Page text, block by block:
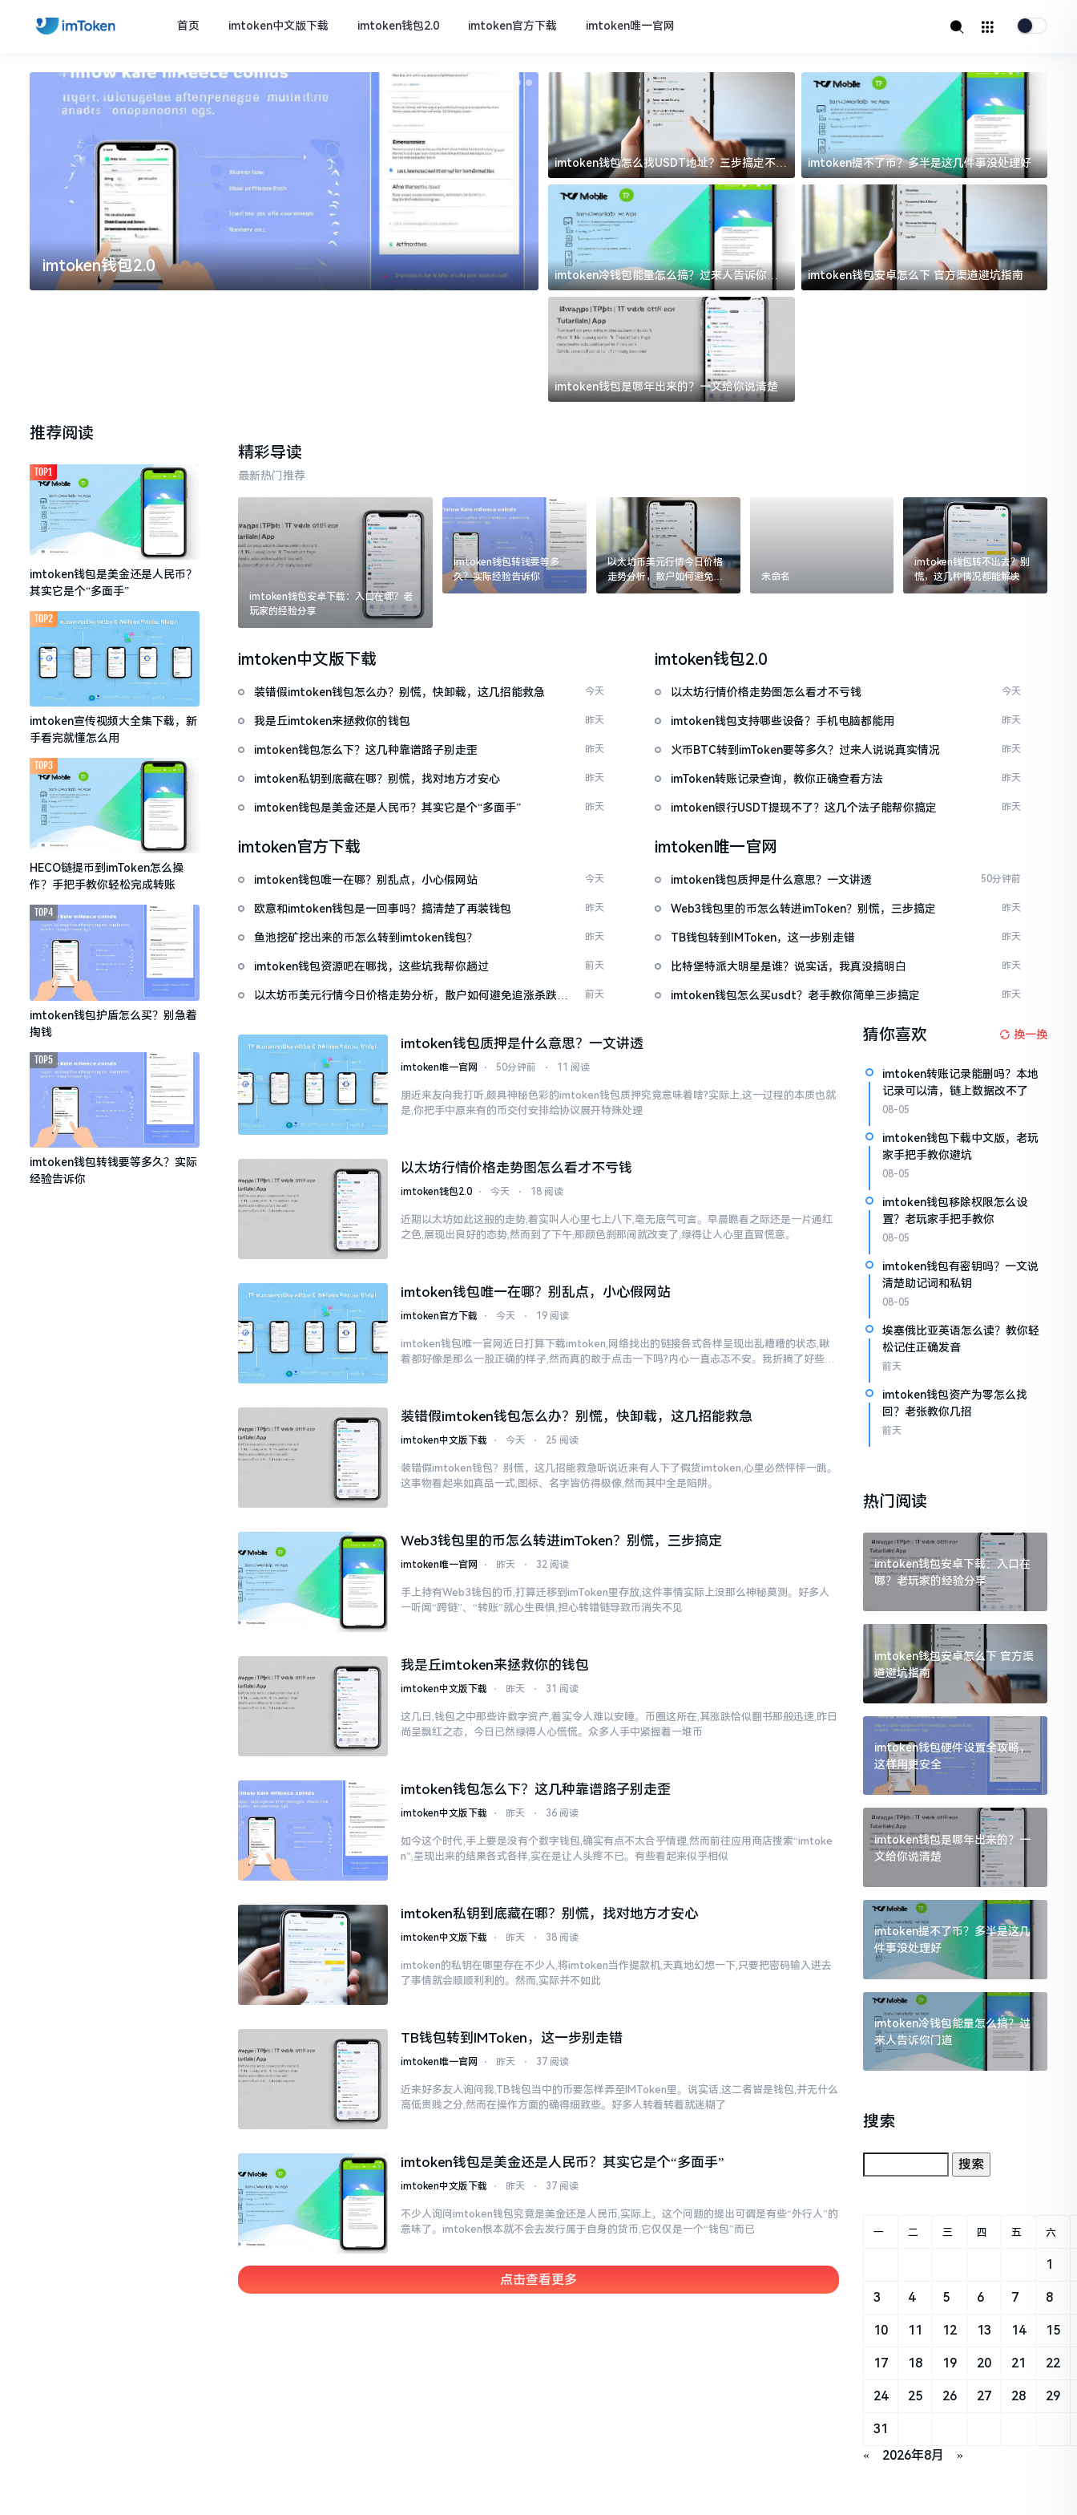
首页 imtoken中文版下载 imtoken钱包2.0 imtoken官方下载 imtoken唯一官网
imtoken钱包2.0 imtoken官方下载
imtoken钱包怎么找USDT地址？三步搞定不踩
坑
imtoken提不了币？多半是这几件事没处理好
imtoken冷钱包能量怎么搞？过来人告诉你门
道
imtoken钱包安卓怎么下 官方渠道避坑指南
imtoken钱包是哪年出来的？一文给你说清楚
推荐阅读
imtoken钱包是美金还是人民币？
其实它是个“多面手”
TOP1
imtoken宣传视频大全集下载，新
手看完就懂怎么用
TOP2
HECO链提币到imToken怎么操
作？手把手教你轻松完成转账
TOP3
imtoken钱包护盾怎么买？别急着
掏钱
TOP4
imtoken钱包转钱要等多久？实际
经验告诉你
TOP5
精彩导读
最新热门推荐
imtoken钱包安卓下载：入口在哪？老
玩家的经验分享
imtoken钱包转钱要等多
久？实际经验告诉你
以太坊币美元行情今日价格
走势分析，散户如何避免追
涨杀跌被套牢
未命名
imtoken钱包转不出去？别
慌，这几种情况都能解决
imtoken中文版下载
装错假imtoken钱包怎么办？别慌，快卸载，这几招能救急 今天
我是丘imtoken来拯救你的钱包 昨天
imtoken钱包怎么下？这几种靠谱路子别走歪 昨天
imtoken私钥到底藏在哪？别慌，找对地方才安心 昨天
imtoken钱包是美金还是人民币？其实它是个“多面手” 昨天
imtoken钱包2.0
以太坊行情价格走势图怎么看才不亏钱 今天
imtoken钱包支持哪些设备？手机电脑都能用 昨天
火币BTC转到imToken要等多久？过来人说说真实情况 昨天
imToken转账记录查询，教你正确查看方法 昨天
imtoken银行USDT提现不了？这几个法子能帮你搞定 昨天
imtoken官方下载
imtoken钱包唯一在哪？别乱点，小心假网站 今天
欧意和imtoken钱包是一回事吗？搞清楚了再装钱包 昨天
鱼池挖矿挖出来的币怎么转到imtoken钱包？ 昨天
imtoken钱包资源吧在哪找，这些坑我帮你趟过 前天
以太坊币美元行情今日价格走势分析，散户如何避免追涨杀跌被
前天
imtoken唯一官网
imtoken钱包质押是什么意思？一文讲透 50分钟前
Web3钱包里的币怎么转进imToken？别慌，三步搞定 昨天
TB钱包转到IMToken，这一步别走错 昨天
比特堡特派大明星是谁？说实话，我真没搞明白 昨天
imtoken钱包怎么买usdt？老手教你简单三步搞定 昨天
imtoken钱包质押是什么意思？一文讲透
imtoken唯一官网 ⋅ 50分钟前 ⋅ 11 阅读
朋近来友向我打听,颇具神秘色彩的imtoken钱包质押究竟意味着啥?实际上,这一过程的本质也就
是,你把手中原来有的币交付安排给协议展开特殊处理
以太坊行情价格走势图怎么看才不亏钱
imtoken钱包2.0 ⋅ 今天 ⋅ 18 阅读
近期以太坊如此这般的走势,着实叫人心里七上八下,毫无底气可言。早晨瞧看之际还是一片通红
之色,展现出良好的态势,然而到了下午,那颜色刹那间就改变了,绿得让人心里直冒慌意。
imtoken钱包唯一在哪？别乱点，小心假网站
imtoken官方下载 ⋅ 今天 ⋅ 19 阅读
imtoken钱包唯一官网近日打算下载imtoken,网络找出的链接各式各样呈现出乱糟糟的状态,瞅
着都好像是那么一股正确的样子,然而真的敢于点击一下吗?内心一直忐忑不安。我折腾了好些日
装错假imtoken钱包怎么办？别慌，快卸载，这几招能救急
imtoken中文版下载 ⋅ 今天 ⋅ 25 阅读
装错假imtoken钱包？别慌，这几招能救急听说近来有人下了假货imtoken,心里必然怦怦一跳。
这事物看起来如真品一式,图标、名字皆仿得极像,然而其中全是陷阱。
Web3钱包里的币怎么转进imToken？别慌，三步搞定
imtoken唯一官网 ⋅ 昨天 ⋅ 32 阅读
手上持有Web3钱包的币,打算迁移到imToken里存放,这件事情实际上没那么神秘莫测。好多人
一听闻“跨链”、“转账”就心生畏惧,担心转错链导致币消失不见
我是丘imtoken来拯救你的钱包
imtoken中文版下载 ⋅ 昨天 ⋅ 31 阅读
这几日,钱包之中那些许数字资产,着实令人难以安睡。币圈这所在,其涨跌恰似翻书那般迅速,昨日
尚呈飘红之态，今日已然绿得人心慌慌。众多人手中紧握着一堆币
imtoken钱包怎么下？这几种靠谱路子别走歪
imtoken中文版下载 ⋅ 昨天 ⋅ 36 阅读
如今这个时代,手上要是没有个数字钱包,确实有点不太合乎情理,然而前往应用商店搜索“imtoke
n”,呈现出来的结果各式各样,实在是让人头疼不已。有些看起来似乎相似
imtoken私钥到底藏在哪？别慌，找对地方才安心
imtoken中文版下载 ⋅ 昨天 ⋅ 38 阅读
imtoken的私钥在哪里存在不少人,将imtoken当作提款机,天真地幻想一下,只要把密码输入进去
了事情就会顺顺利利的。然而,实际并不如此
TB钱包转到IMToken，这一步别走错
imtoken唯一官网 ⋅ 昨天 ⋅ 37 阅读
近来好多友人询问我,TB钱包当中的币要怎样弄至IMToken里。说实话,这二者皆是钱包,并无什么
高低贵贱之分,然而在操作方面的确得细致些。好多人转着转着就迷糊了
imtoken钱包是美金还是人民币？其实它是个“多面手”
imtoken中文版下载 ⋅ 昨天 ⋅ 37 阅读
不少人询问imtoken钱包究竟是美金还是人民币,实际上，这个问题的提出可谓是有些“外行人”的
意味了。imtoken根本就不会去发行属于自身的货币,它仅仅是一个“钱包”而已
点击查看更多
猜你喜欢 换一换
imtoken转账记录能删吗？本地
记录可以清，链上数据改不了
08-05
imtoken钱包下载中文版，老玩
家手把手教你避坑
08-05
imtoken钱包移除权限怎么设
置？老玩家手把手教你
08-05
imtoken钱包有密钥吗？一文说
清楚助记词和私钥
08-05
埃塞俄比亚英语怎么读？教你轻
松记住正确发音
前天
imtoken钱包资产为零怎么找
回？老张教你几招
前天
热门阅读
imtoken钱包安卓下载：入口在
哪？老玩家的经验分享
imtoken钱包安卓怎么下 官方渠
道避坑指南
imtoken钱包硬件设置全攻略，
这样用更安全
imtoken钱包是哪年出来的？一
文给你说清楚
imtoken提不了币？多半是这几
件事没处理好
imtoken冷钱包能量怎么搞？过
来人告诉你门道
搜索
« 2026年8月 »
一 二 三 四 五 六
1
3 4 5 6 7 8
10 11 12 13 14 15
17 18 19 20 21 22
24 25 26 27 28 29
31